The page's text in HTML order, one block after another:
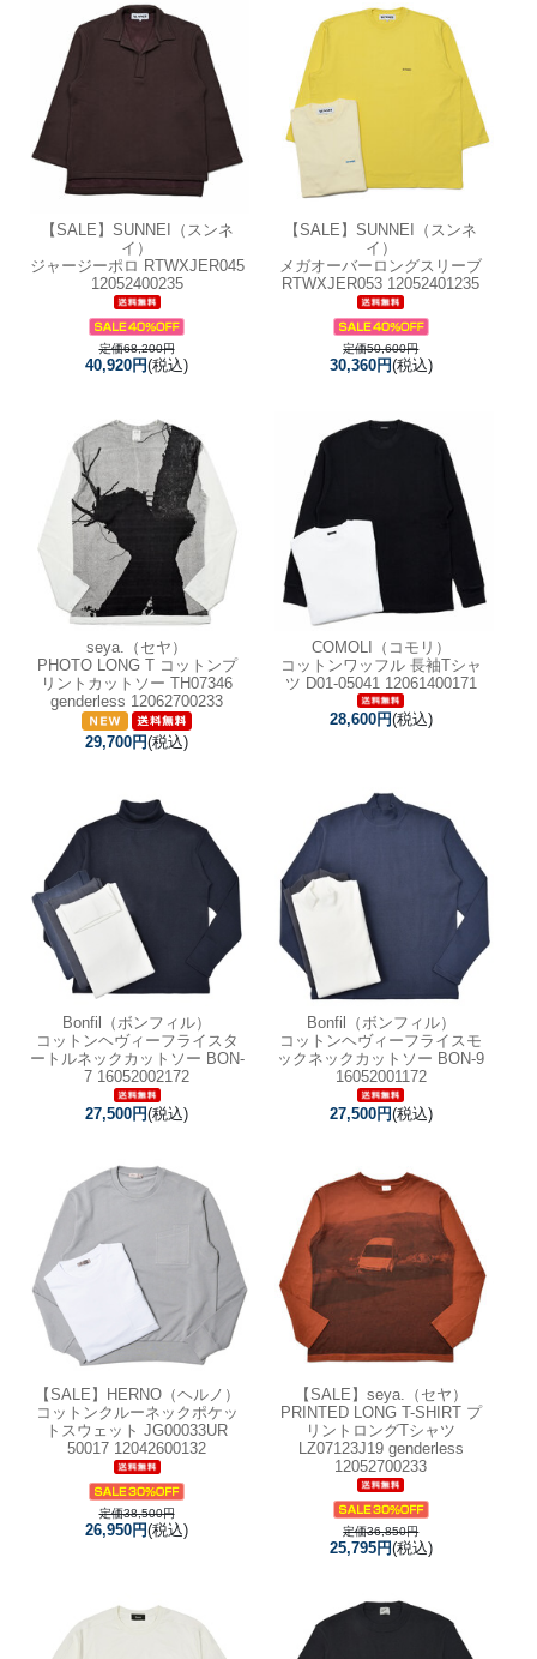
【SALE】 SUNNEI（スンネ
イ）
ジャージーポロ RTWXJER045
12052400235
定価68,200円
40,920円(税込)
【SALE】SUNNEI（スンネ
イ）
メガオーバーロングスリーブ
RTWXJER053 12052401235
定価50,600円
30,360円(税込)
seya.（セヤ）
PHOTO LONG T コットンプ
リントカットソー TH07346
genderless 12062700233
29,700円(税込)
COMOLI（コモリ）
コットンワッフル 長袖Tシャ
ツ D01-05041 12061400171
28,600円(税込)
Bonfil（ボンフィル）
コットンヘヴィーフライスタ
ートルネックカットソー BON-
7 16052002172
27,500円(税込)
Bonfil（ボンフィル）
コットンヘヴィーフライスモ
ックネックカットソー BON-9
16052001172
27,500円(税込)
【SALE】
HERNO（ヘルノ）
コットンクルーネックポケッ
トスウェット JG00033UR
50017 12042600132
定価38,500円
26,950円(税込)
【SALE】 seya.（セヤ）
PRINTED LONG T-SHIRT プ
リントロングTシャツ
LZ07123J19 genderless
12052700233
定価36,850円
25,795円(税込)